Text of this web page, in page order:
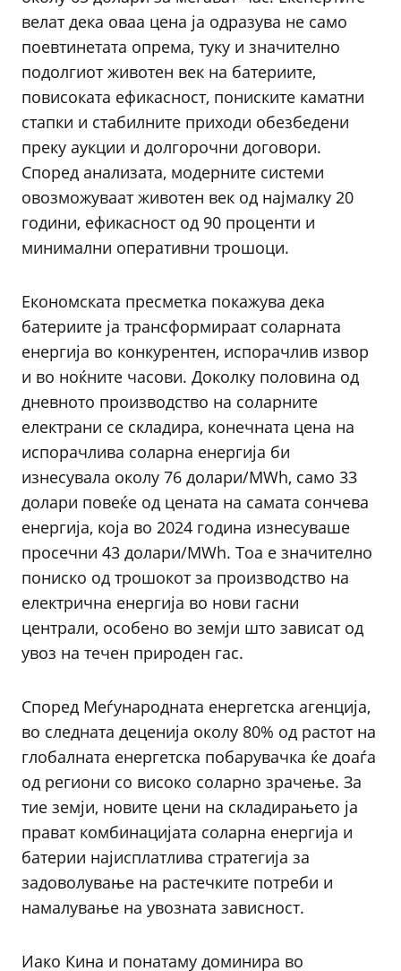
велат дека оваа цена ја одразува не само
поевтинетата опрема, туку и значително
подолгиот животен век на батериите,
повисоката ефикасност, пониските каматни
стапки и стабилните приходи обезбедени
преку аукции и долгорочни договори.
Според анализата, модерните системи
овозможуваат животен век од најмалку 20
години, ефикасност од 90 проценти и
минимални оперативни трошоци.
Економската пресметка покажува дека
батериите ја трансформираат соларната
енергија во конкурентен, испорачлив извор
и во ноќните часови. Доколку половина од
дневното производство на соларните
електрани се складира, конечната цена на
испорачлива соларна енергија би
изнесувала околу 76 долари/MWh, само 33
долари повеќе од цената на самата сончева
енергија, која во 2024 година изнесуваше
просечни 43 долари/MWh. Тоа е значително
пониско од трошокот за производство на
електрична енергија во нови гасни
централи, особено во земји што зависат од
увоз на течен природен гас.
Според Меѓународната енергетска агенција,
во следната деценија околу 80% од растот на
глобалната енергетска побарувачка ќе доаѓа
од региони со високо соларно зрачење. За
тие земји, новите цени на складирањето ја
прават комбинацијата соларна енергија и
батерии најисплатлива стратегија за
задоволување на растечките потреби и
намалување на увозната зависност.
Иако Кина и понатаму доминира во